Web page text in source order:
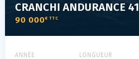
CRANCHI ANDURANCE 41
90 000€ TTC
ANNÉE LONGUEUR